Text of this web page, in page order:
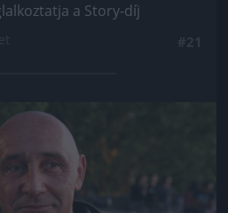
a Story-díj
még kép!